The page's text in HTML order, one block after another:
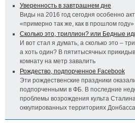
Уверенность в завтрашнем дне
Виды на 2016 год сегодня особенно
«примерно так же, как в прошлом
Сколько это, триллион? или Бедные
И вот стал я думать, а сколько это –
а хоть один? В пятитысячных
комнату на метр завалить
Рождество, подпорченное Facebook
Эти рождественские праздники
подпорченными в ФБ. В последние
проблемы возрождения культа
оккупированных территориях Донбасса